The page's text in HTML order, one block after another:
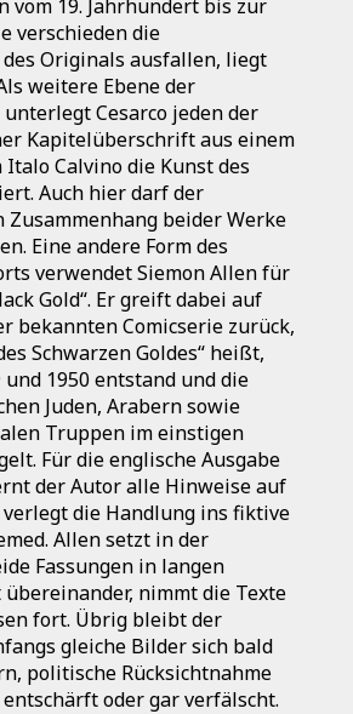
vom 19. Jahrhundert bis zur
verschieden die
Originals ausfallen, liegt
weitere Ebene der
Cesarco jeden der
Kapitelüberschrift aus einem
Italo Calvino die Kunst des
Auch hier darf der
Zusammenhang beider Werke
Eine andere Form des
verwendet Siemon Allen für
Gold“. Er greift dabei auf
bekannten Comicserie zurück,
Schwarzen Goldes“ heißt,
und 1950 entstand und die
Juden, Arabern sowie
Truppen im einstigen
Für die englische Ausgabe
der Autor alle Hinweise auf
die Handlung ins fiktive
Allen setzt in der
Fassungen in langen
nimmt die Texte
fort. Übrig bleibt der
gleiche Bilder sich bald
politische Rücksichtnahme
oder gar verfälscht.